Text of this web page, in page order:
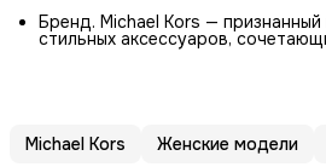
Бренд. Michael Kors —
стильных аксессуаров,
Michael Kors Женские модели